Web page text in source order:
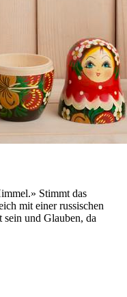
Stimmt das
mit einer russischen
und Glauben, da